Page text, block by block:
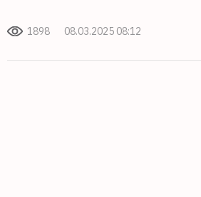
1898 08.03.2025 08:12